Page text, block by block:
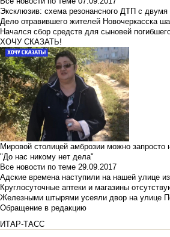
Эксклюзив: схема резонансного ДТП с
Дело отравившего жителей Новочеркасска
Начался сбор средств для сыновей
ХОЧУ СКАЗАТЬ!
Мировой столицей амброзии можно запросто
"До нас никому нет дела"
Все новости по теме 29.09.2017
Адские времена наступили на нашей улице
Круглосуточные аптеки и магазины
Железными штырями усеяли двор на улице
Обращение в редакцию
ИТАР-ТАСС